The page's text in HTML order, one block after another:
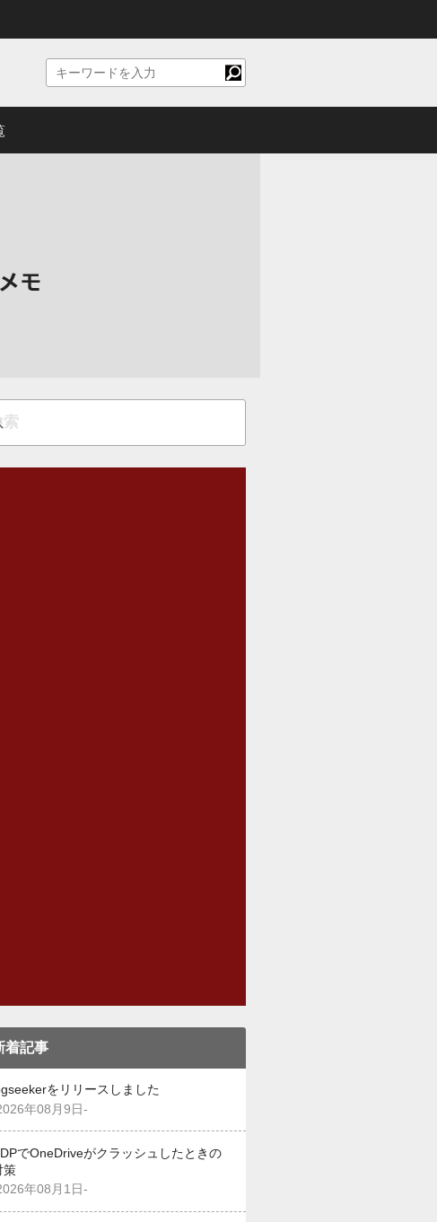
着記事
をリリースしました
年08月9日-
でOneDriveがクラッシュしたときの
策
年08月1日-